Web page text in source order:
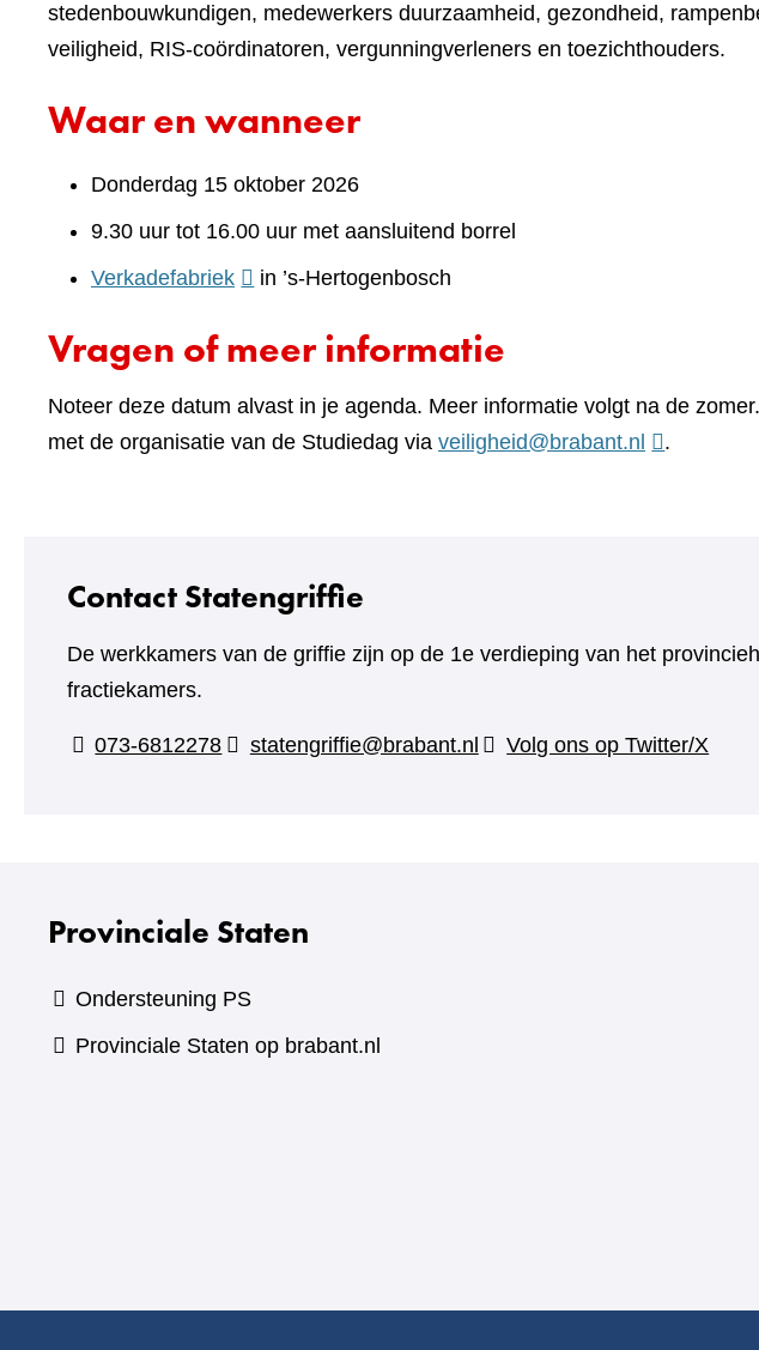
stedenbouwkundigen, medewerkers duurzaamheid, gezondheid,
veiligheid, RIS-coördinatoren, vergunningverleners en toezichthouders.
Waar en wanneer
Donderdag 15 oktober 2026
9.30 uur tot 16.00 uur met aansluitend borrel
Verkadefabriek(verwijst
een
website)
in ’s-Hertogenbosch
Vragen of meer informatie
Noteer deze datum alvast in je agenda. Meer informatie volgt na de
met de organisatie van de Studiedag via veiligheid@brabant.nl .
Contact Statengriffie
De werkkamers van de griffie zijn op de 1e verdieping van het
fractiekamers.
073-6812278 statengriffie@brabant.nl Volg ons op Twitter/X
Provinciale Staten
Ondersteuning PS
Provinciale Staten op brabant.nl